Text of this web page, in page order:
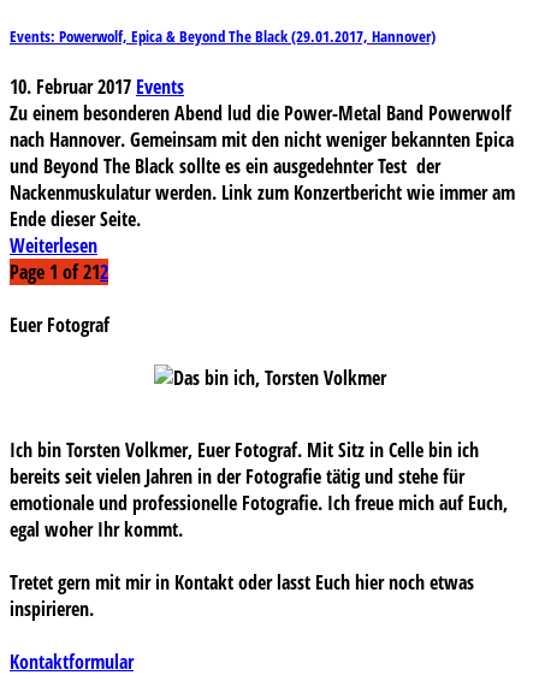
Events: Powerwolf, Epica & Beyond The Black (29.01.2017, Hannover)
10. Februar 2017 Events
Zu einem besonderen Abend lud die Power-Metal Band Powerwolf
nach Hannover. Gemeinsam mit den nicht weniger bekannten Epica
und Beyond The Black sollte es ein ausgedehnter Test der
Nackenmuskulatur werden. Link zum Konzertbericht wie immer am
Ende dieser Seite.
Weiterlesen
Page 1 of 212
Euer Fotograf
Ich bin Torsten Volkmer, Euer Fotograf. Mit Sitz in Celle bin ich
bereits seit vielen Jahren in der Fotografie tätig und stehe für
emotionale und professionelle Fotografie. Ich freue mich auf Euch,
egal woher Ihr kommt.
Tretet gern mit mir in Kontakt oder lasst Euch hier noch etwas
inspirieren.
Kontaktformular